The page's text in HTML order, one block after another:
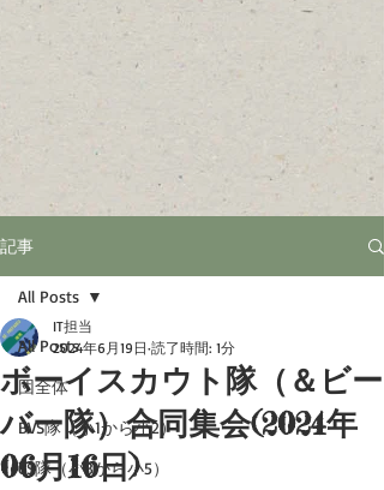
記事
All Posts
団全体
BVS隊（小1から小2）
CS隊（小3から小5）
All Posts
ボーイスカウト隊（＆ビー
バー隊）合同集会(2024年
06月16日)
IT担当
2024年6月19日 読了時間: 1分